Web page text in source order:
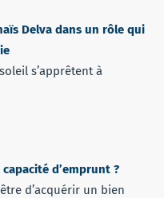
Delva dans un rôle qui
s’apprêtent à
d’emprunt ?
d’acquérir un bien